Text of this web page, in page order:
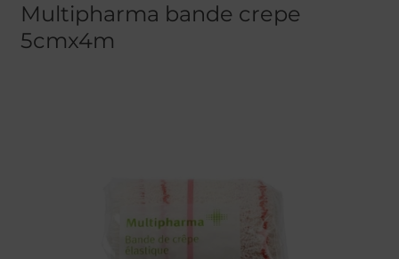
Multipharma bande crepe
5cmx4m